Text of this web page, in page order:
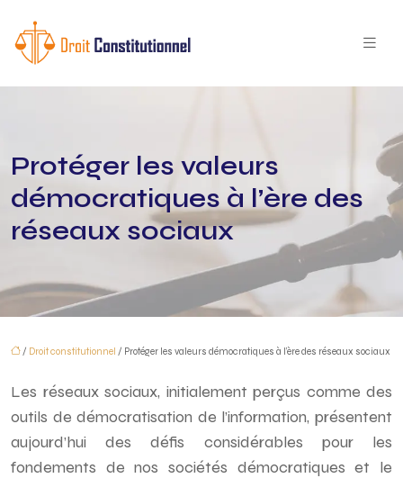
Protéger les valeurs
démocratiques à l’ère des
réseaux sociaux
/ Droit constitutionnel / Protéger les valeurs démocratiques à l’ère des réseaux sociaux
Les réseaux sociaux, initialement perçus comme des
outils de démocratisation de l’information, présentent
aujourd’hui des défis considérables pour les
fondements de nos sociétés démocratiques et le